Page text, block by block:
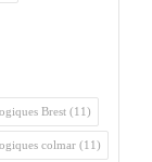
Brest (11)
colmar (11)